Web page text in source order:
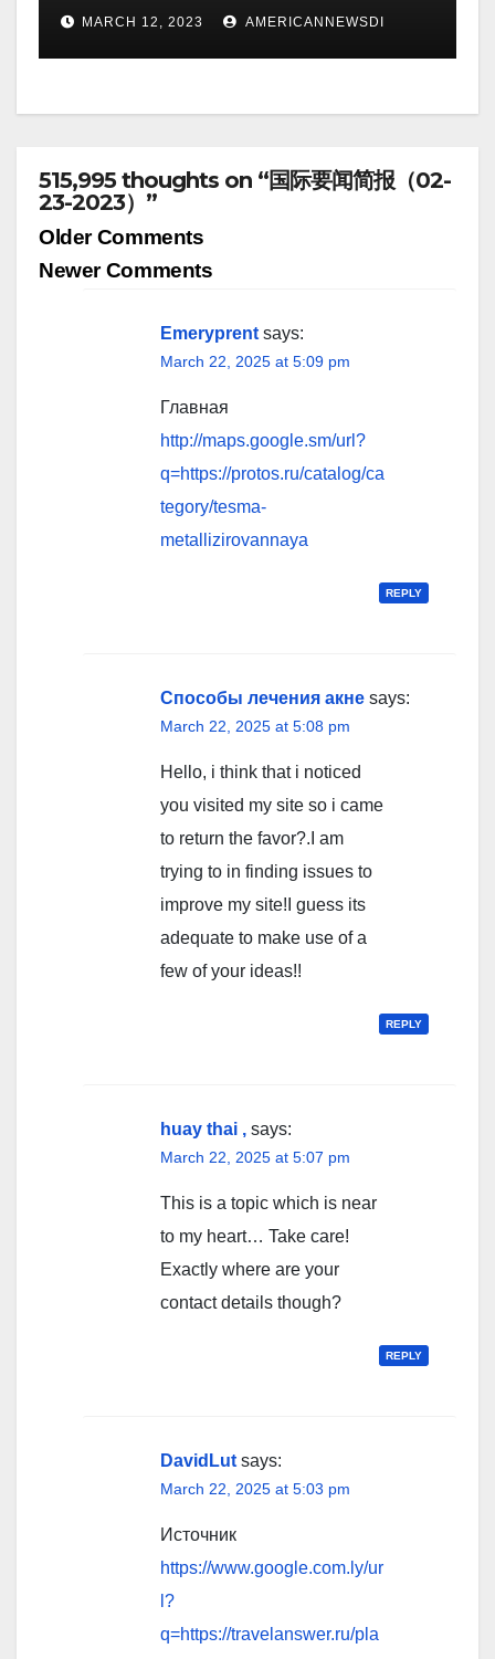
MARCH 12, 2023 AMERICANNEWSDI
515,995 thoughts on “国际要闻简报（02-
23-2023）”
Comment
navigation
Older Comments
Newer Comments
Emeryprent says:
March 22, 2025 at 5:09 pm
Главная
http://maps.google.sm/url?
q=https://protos.ru/catalog/ca
tegory/tesma-
metallizirovannaya
REPLY
Способы лечения акне says:
March 22, 2025 at 5:08 pm
Hello, i think that i noticed
you visited my site so i came
to return the favor?.I am
trying to in finding issues to
improve my site!I guess its
adequate to make use of a
few of your ideas!!
REPLY
huay thai , says:
March 22, 2025 at 5:07 pm
This is a topic which is near
to my heart… Take care!
Exactly where are your
contact details though?
REPLY
DavidLut says:
March 22, 2025 at 5:03 pm
Источник
https://www.google.com.ly/ur
l?
q=https://travelanswer.ru/pla